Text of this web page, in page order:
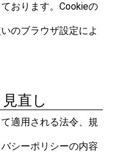
おります。Cookieの
のブラウザ設定によ
直し
適用される法令、規
シーポリシーの内容